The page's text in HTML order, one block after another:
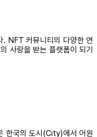
. NFT 커뮤니티의 다양한 연
사랑을 받는 플랫폼이 되기
한국의 도시(City)에서 어원